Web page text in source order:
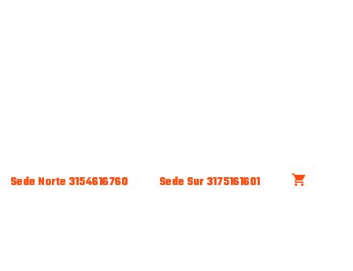
Sede Norte 3154616760 Sede Sur 3175161601